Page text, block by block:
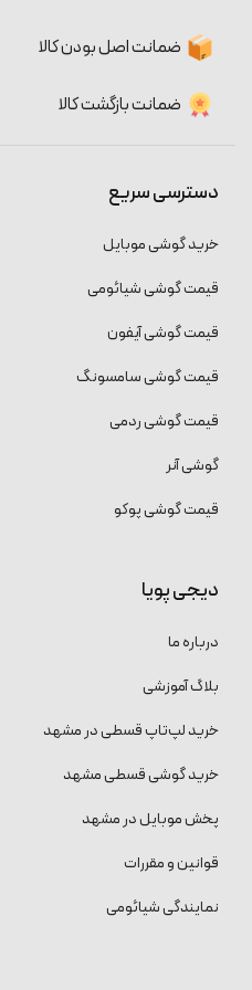
ضمانت اصل بودن کالا
ضمانت بازگشت کالا
دسترسی سریع
خرید گوشی موبایل
قیمت گوشی شیائومی
قیمت گوشی آیفون
قیمت گوشی سامسونگ
قیمت گوشی ردمی
گوشی آنر
قیمت گوشی پوکو
دیجی پویا
درباره ما
بلاگ آموزشی
خرید لپ‌تاپ قسطی در مشهد
خرید گوشی قسطی مشهد
پخش موبایل در مشهد
قوانین و مقررات
نمایندگی شیائومی